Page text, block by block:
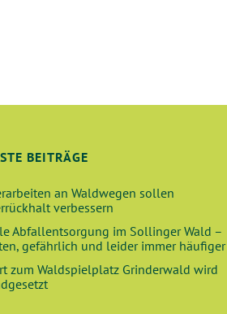
BEITRÄGE
an Waldwegen sollen
verbessern
Abfallentsorgung im Sollinger Wald –
gefährlich und leider immer häufiger
zum Waldspielplatz Grinderwald wird